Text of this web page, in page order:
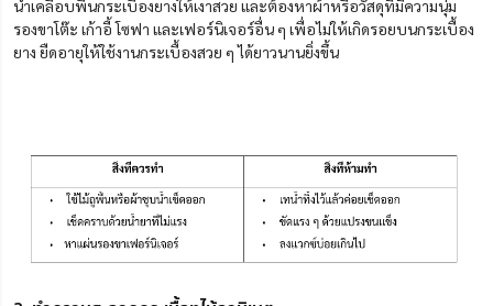
น้ำเคลือบพื้นกระเบื้องยางให้เงาสวย และต้องหาผ้าหรือวัสดุที่มีความนุ่ม
รองขาโต๊ะ เก้าอี้ โซฟา และเฟอร์นิเจอร์อื่น ๆ เพื่อไม่ให้เกิดรอยบนกระเบื้อง
ยาง ยืดอายุให้ใช้งานกระเบื้องสวย ๆ ได้ยาวนานยิ่งขึ้น